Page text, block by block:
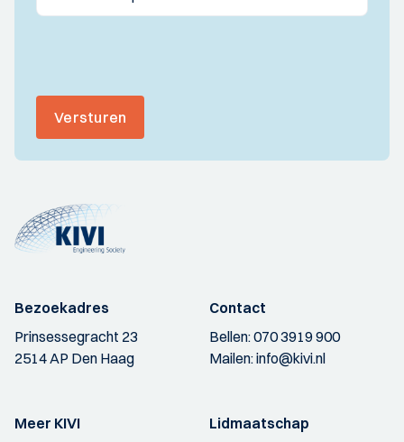
Versturen
Bezoekadres
Prinsessegracht 23
2514 AP Den Haag
Contact
Bellen:070 3919 900
Mailen:info@kivi.nl
Meer KIVI
Lidmaatschap